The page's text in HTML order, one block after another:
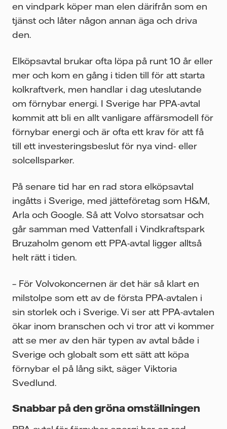
en vindpark köper man elen därifrån som en
tjänst och låter någon annan äga och driva
den.
Elköpsavtal brukar ofta löpa på runt 10 år eller
mer och kom en gång i tiden till för att starta
kolkraftverk, men handlar i dag uteslutande
om förnybar energi. I Sverige har PPA-avtal
kommit att bli en allt vanligare affärsmodell för
förnybar energi och är ofta ett krav för att få
till ett investeringsbeslut för nya vind- eller
solcellsparker.
På senare tid har en rad stora elköpsavtal
ingåtts i Sverige, med jätteföretag som H&M,
Arla och Google. Så att Volvo storsatsar och
går samman med Vattenfall i Vindkraftspark
Bruzaholm genom ett PPA-avtal ligger alltså
helt rätt i tiden.
– För Volvokoncernen är det här så klart en
milstolpe som ett av de första PPA-avtalen i
sin storlek och i Sverige. Vi ser att PPA-avtalen
ökar inom branschen och vi tror att vi kommer
att se mer av den här typen av avtal både i
Sverige och globalt som ett sätt att köpa
förnybar el på lång sikt, säger Viktoria
Svedlund.
Snabbar på den gröna omställningen